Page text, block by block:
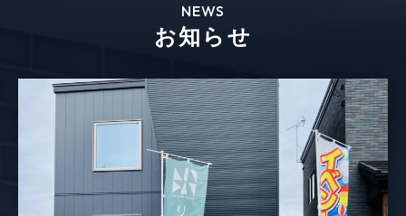
NEWS
お知らせ